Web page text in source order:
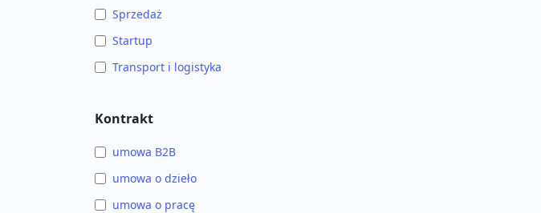
Sprzedaż
Startup
Transport i logistyka
Kontrakt
umowa B2B
umowa o dzieło
umowa o pracę